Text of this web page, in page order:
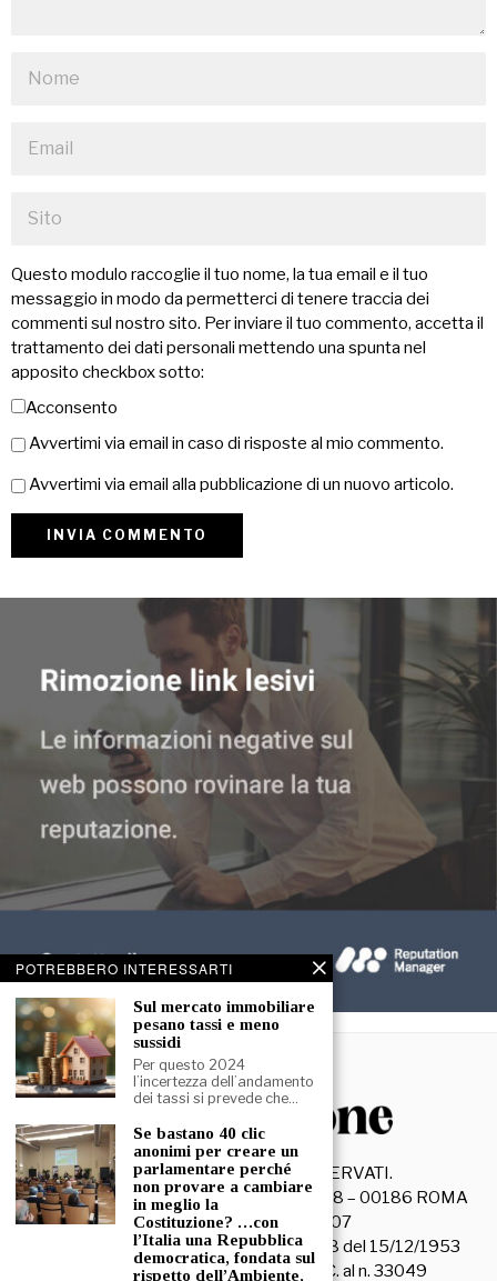
Questo modulo raccoglie il tuo nome, la tua email e il tuo
messaggio in modo da permetterci di tenere traccia dei
commenti sul nostro sito. Per inviare il tuo commento, accetta il
trattamento dei dati personali mettendo una spunta nel
apposito checkbox sotto:
Acconsento
Avvertimi via email in caso di risposte al mio commento.
Avvertimi via email alla pubblicazione di un nuovo articolo.
© 2026- TUTTI I DIRITTI RISERVATI.
La Discussione S.r.l. – Piazza Capranica, 78 – 00186 ROMA
C.F. e P. IVA 15045971007
Registrazione Tribunale di Roma n. 3628 del 15/12/1953
La società editrice è iscritta al R.O.C. al n. 33049
POTREBBERO INTERESSARTI
Sul mercato immobiliare
pesano tassi e meno
sussidi
Per questo 2024
l’incertezza dell’andamento
dei tassi si prevede che…
Se bastano 40 clic
anonimi per creare un
parlamentare perché
non provare a cambiare
in meglio la
Costituzione? …con
l’Italia una Repubblica
democratica, fondata sul
rispetto dell’Ambiente,